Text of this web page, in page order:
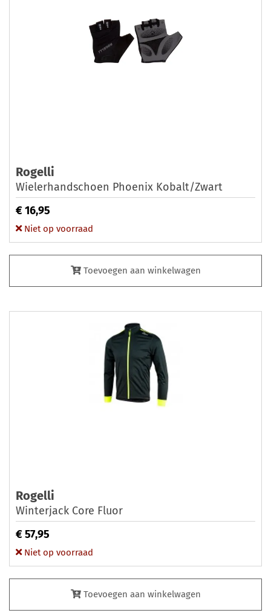
Rogelli
Wielerhandschoen Phoenix Kobalt/Zwart
€ 16,95
Niet op voorraad
Toevoegen aan winkelwagen
Rogelli
Winterjack Core Fluor
€ 57,95
Niet op voorraad
Toevoegen aan winkelwagen